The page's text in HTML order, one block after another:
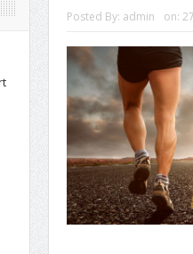
Posted By: admin on: